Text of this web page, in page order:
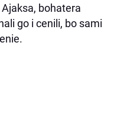
bohatera
go i cenili, bo sami